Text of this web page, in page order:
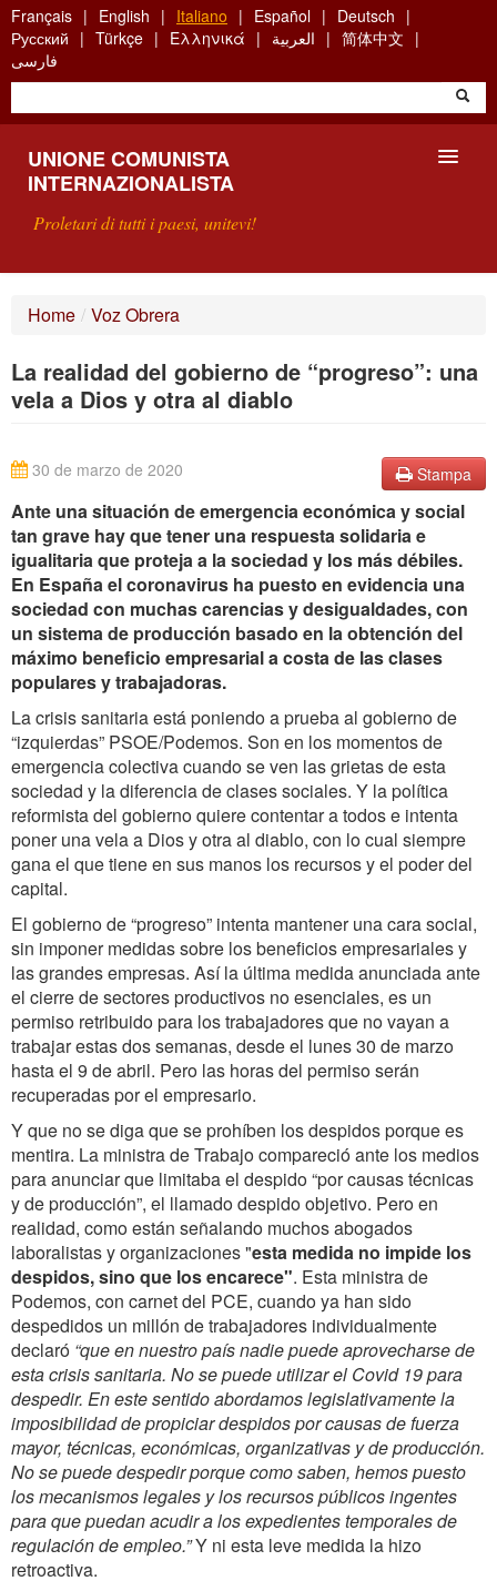
Skip
to
main
content
Français English Italiano Español
Deutsch
Русский
Türkçe Ελληνικά العربية
简体中文
فارسی
UNIONE COMUNISTA
INTERNAZIONALISTA
Proletari di tutti i paesi, unitevi!
RICERCA
Home / Voz Obrera
La realidad del gobierno de “progreso”: una
vela a Dios y otra al diablo
Stampa
30 de marzo de 2020
Ante una situación de emergencia económica y social
tan grave hay que tener una respuesta solidaria e
igualitaria que proteja a la sociedad y los más débiles.
En España el coronavirus ha puesto en evidencia una
sociedad con muchas carencias y desigualdades, con
un sistema de producción basado en la obtención del
máximo beneficio empresarial a costa de las clases
populares y trabajadoras.
La crisis sanitaria está poniendo a prueba al gobierno de
“izquierdas” PSOE/Podemos. Son en los momentos de
emergencia colectiva cuando se ven las grietas de esta
sociedad y la diferencia de clases sociales. Y la política
reformista del gobierno quiere contentar a todos e intenta
poner una vela a Dios y otra al diablo, con lo cual siempre
gana el que tiene en sus manos los recursos y el poder del
capital.
El gobierno de “progreso” intenta mantener una cara social,
sin imponer medidas sobre los beneficios empresariales y
las grandes empresas. Así la última medida anunciada ante
el cierre de sectores productivos no esenciales, es un
permiso retribuido para los trabajadores que no vayan a
trabajar estas dos semanas, desde el lunes 30 de marzo
hasta el 9 de abril. Pero las horas del permiso serán
recuperadas por el empresario.
Y que no se diga que se prohíben los despidos porque es
mentira. La ministra de Trabajo compareció ante los medios
para anunciar que limitaba el despido “por causas técnicas
y de producción”, el llamado despido objetivo. Pero en
realidad, como están señalando muchos abogados
laboralistas y organizaciones "esta medida no impide los
despidos, sino que los encarece". Esta ministra de
Podemos, con carnet del PCE, cuando ya han sido
despedidos un millón de trabajadores individualmente
declaró “que en nuestro país nadie puede aprovecharse de
esta crisis sanitaria. No se puede utilizar el Covid 19 para
despedir. En este sentido abordamos legislativamente la
imposibilidad de propiciar despidos por causas de fuerza
mayor, técnicas, económicas, organizativas y de producción.
No se puede despedir porque como saben, hemos puesto
los mecanismos legales y los recursos públicos ingentes
para que puedan acudir a los expedientes temporales de
regulación de empleo.”Y ni esta leve medida la hizo
retroactiva.